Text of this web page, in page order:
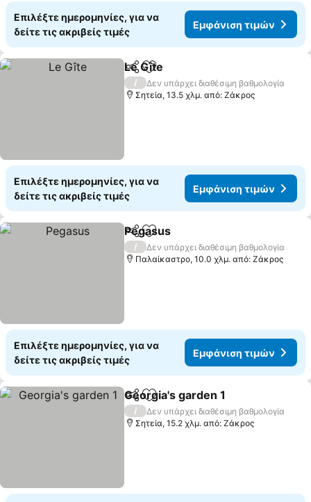
Επιλέξτε ημερομηνίες, για να
δείτε τις ακριβείς τιμές
Εμφάνιση τιμών
Κοινοποίηση
Προσθήκη στα αγαπημένα
Le Gîte
/
Δεν υπάρχει διαθέσιμη βαθμολογία
Σητεία, 13.5 χλμ. από: Ζάκρος
Επιλέξτε ημερομηνίες, για να
δείτε τις ακριβείς τιμές
Εμφάνιση τιμών
Κοινοποίηση
Προσθήκη στα αγαπημένα
Pegasus
/
Δεν υπάρχει διαθέσιμη βαθμολογία
Παλαίκαστρο, 10.0 χλμ. από: Ζάκρος
Επιλέξτε ημερομηνίες, για να
δείτε τις ακριβείς τιμές
Εμφάνιση τιμών
Κοινοποίηση
Προσθήκη στα αγαπημένα
Georgia's garden 1
/
Δεν υπάρχει διαθέσιμη βαθμολογία
Σητεία, 15.2 χλμ. από: Ζάκρος